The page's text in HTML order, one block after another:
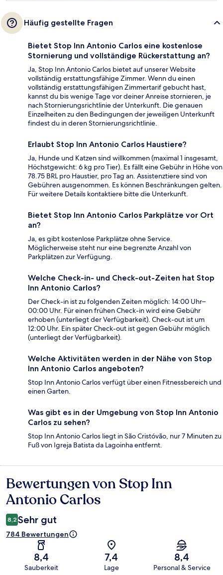
Häufig gestellte Fragen
Bietet Stop Inn Antonio Carlos eine kostenlose
Stornierung und vollständige Rückerstattung an?
Ja, Stop Inn Antonio Carlos bietet auf unserer Website
vollständig erstattungsfähige Zimmer. Wenn du einen
vollständig erstattungsfähigen Zimmertarif gebucht hast,
kannst du bis wenige Tage vor deiner Anreise stornieren, je
nach Stornierungsrichtlinie der Unterkunft. Die genauen
Einzelheiten zu den Bedingungen der jeweiligen Unterkunft
findest du in deren Stornierungsrichtlinie.
Erlaubt Stop Inn Antonio Carlos Haustiere?
Ja, Hunde und Katzen sind willkommen (maximal 1 insgesamt,
Höchstgewicht: 6 kg pro Tier). Es fällt eine Gebühr in Höhe von
78.75 BRL pro Haustier, pro Tag an. Assistenztiere sind von
Gebühren ausgenommen. Es können Beschränkungen gelten.
Für weitere Details kontaktiere bitte die Unterkunft.
Bietet Stop Inn Antonio Carlos Parkplätze vor Ort
an?
Ja, es gibt kostenlose Parkplätze ohne Service.
Möglicherweise steht nur eine begrenzte Anzahl von
Parkplätzen zur Verfügung.
Welche Check-in- und Check-out-Zeiten hat Stop
Inn Antonio Carlos?
Der Check-in ist zu folgenden Zeiten möglich: 14:00 Uhr–
00:00 Uhr. Für einen frühen Check-in wird eine Gebühr
erhoben (unterliegt der Verfügbarkeit). Check-out ist um
12:00 Uhr. Ein später Check-out ist gegen Gebühr möglich
(unterliegt der Verfügbarkeit).
Welche Aktivitäten werden in der Nähe von Stop
Inn Antonio Carlos angeboten?
Stop Inn Antonio Carlos verfügt über einen Fitnessbereich und
einen Garten.
Was gibt es in der Umgebung von Stop Inn Antonio
Carlos zu sehen?
Stop Inn Antonio Carlos liegt in São Cristóvão, nur 7 Minuten zu
Fuß von Igreja Batista da Lagoinha entfernt.
Bewertungen
Bewertungen von Stop Inn
Antonio Carlos
8,2 Sehr gut
784 Bewertungen
8,4
Sauberkeit
7,4
Lage
8,4
Personal & Service